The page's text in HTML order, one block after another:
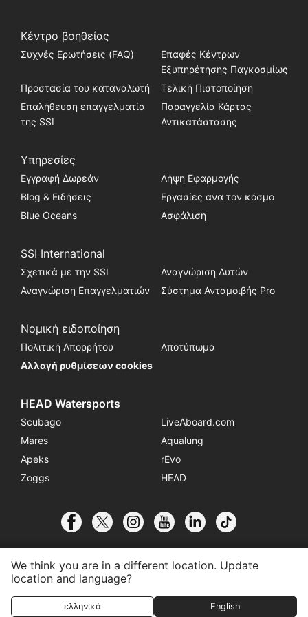
Συνδεθείτε με το Κέντρο Επικοινωνία
Κέντρο βοηθείας
Συχνές Ερωτήσεις (FAQ)
Επαφές Κέντρων
Εξυπηρέτησης Παγκοσμίως
Προστασία του καταναλωτή
Τελική Πιστοποίηση
Επαλήθευση επαγγελματία
της SSI
Παραγγελία Κάρτας
Αντικατάστασης
Υπηρεσίες
Εγγραφή Δωρεάν
Λήψη Εφαρμογής
Blog & Ειδήσεις
Εργασίες ανα τον κόσμο
Blue Oceans
Ασφάλιση
SSI International
Σχετικά με την SSI
Αναγνώριση Δυτών
Αναγνώριση Επαγγελματιών
Σύστημα Ανταμοιβής Pro
Νομική ειδοποίηση
Πολιτική Απορρήτου
Αποτύπωμα
Αλλαγή ρυθμίσεων cookies
HEAD Watersports
Scubago
LiveAboard.com
Mares
Aqualung
Apeks
rEvo
Zoggs
HEAD
© 2026 SSI International
We think you are in a different location. Update
location and language?
ελληνικά English